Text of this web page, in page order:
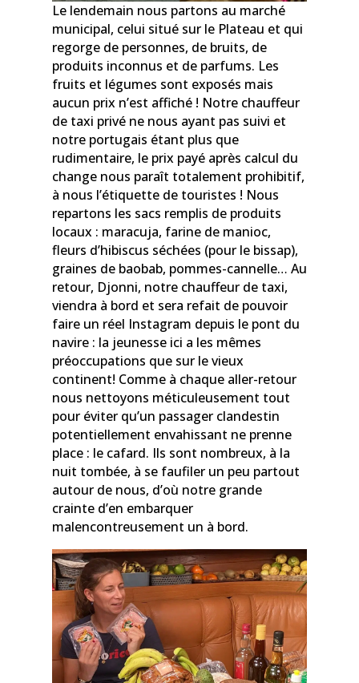
Le lendemain nous partons au marché
municipal, celui situé sur le Plateau et qui
regorge de personnes, de bruits, de
produits inconnus et de parfums. Les
fruits et légumes sont exposés mais
aucun prix n’est affiché ! Notre chauffeur
de taxi privé ne nous ayant pas suivi et
notre portugais étant plus que
rudimentaire, le prix payé après calcul du
change nous paraît totalement prohibitif,
à nous l’étiquette de touristes ! Nous
repartons les sacs remplis de produits
locaux : maracuja, farine de manioc,
fleurs d’hibiscus séchées (pour le bissap),
graines de baobab, pommes-cannelle… Au
retour, Djonni, notre chauffeur de taxi,
viendra à bord et sera refait de pouvoir
faire un réel Instagram depuis le pont du
navire : la jeunesse ici a les mêmes
préoccupations que sur le vieux
continent! Comme à chaque aller-retour
nous nettoyons méticuleusement tout
pour éviter qu’un passager clandestin
potentiellement envahissant ne prenne
place : le cafard. Ils sont nombreux, à la
nuit tombée, à se faufiler un peu partout
autour de nous, d’où notre grande
crainte d’en embarquer
malencontreusement un à bord.